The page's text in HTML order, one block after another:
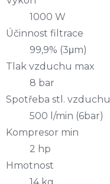
1000 W
Účinnost filtrace
99,9% (3μm)
Tlak vzduchu max
8 bar
Spotřeba stl. vzduchu
500 l/min (6bar)
Kompresor min
2 hp
Hmotnost